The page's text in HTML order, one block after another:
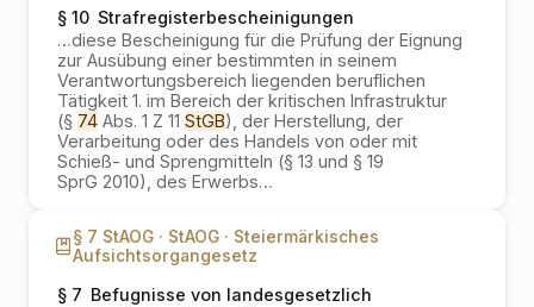
§ 10 Strafregisterbescheinigungen
…diese Bescheinigung für die Prüfung der Eignung
zur Ausübung einer bestimmten in seinem
Verantwortungsbereich liegenden beruflichen
Tätigkeit 1. im Bereich der kritischen Infrastruktur
(§ 74 Abs. 1 Z 11 StGB), der Herstellung, der
Verarbeitung oder des Handels von oder mit
Schieß- und Sprengmitteln (§ 13 und § 19
SprG 2010), des Erwerbs…
§ 7 StAOG · StAOG · Steiermärkisches
Aufsichtsorgangesetz
§ 7 Befugnisse von landesgesetzlich